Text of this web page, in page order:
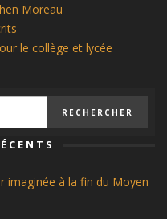
Moreau
le collège et lycée
imaginée à la fin du Moyen